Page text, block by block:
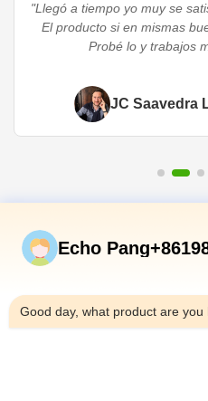
"Llegó a tiempo yo muy se
El producto si en mismas
Probé lo y trabajos
JC Saavedra
Vínculos
Sobre
Echo
Good day, what product are you